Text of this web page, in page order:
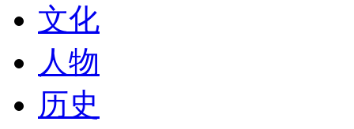
文化
人物
历史